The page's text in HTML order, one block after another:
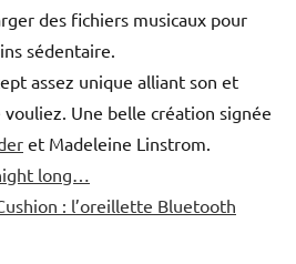
des fichiers musicaux pour
sédentaire.
assez unique alliant son et
Une belle création signée
et Madeleine Linstrom.
long…
: l’oreillette Bluetooth